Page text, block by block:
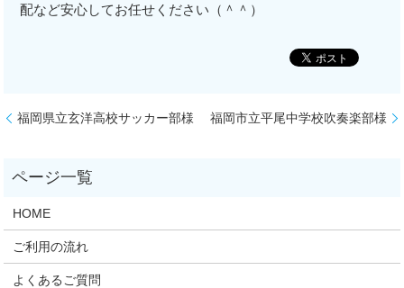
配など安心してお任せください（＾＾）
福岡県立玄洋高校サッカー部様 福岡市立平尾中学校吹奏楽部様
HOME
ご利用の流れ
よくあるご質問